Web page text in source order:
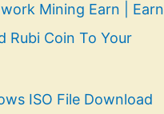
Mining Earn | Earn
Rubi Coin To Your
ISO File Download